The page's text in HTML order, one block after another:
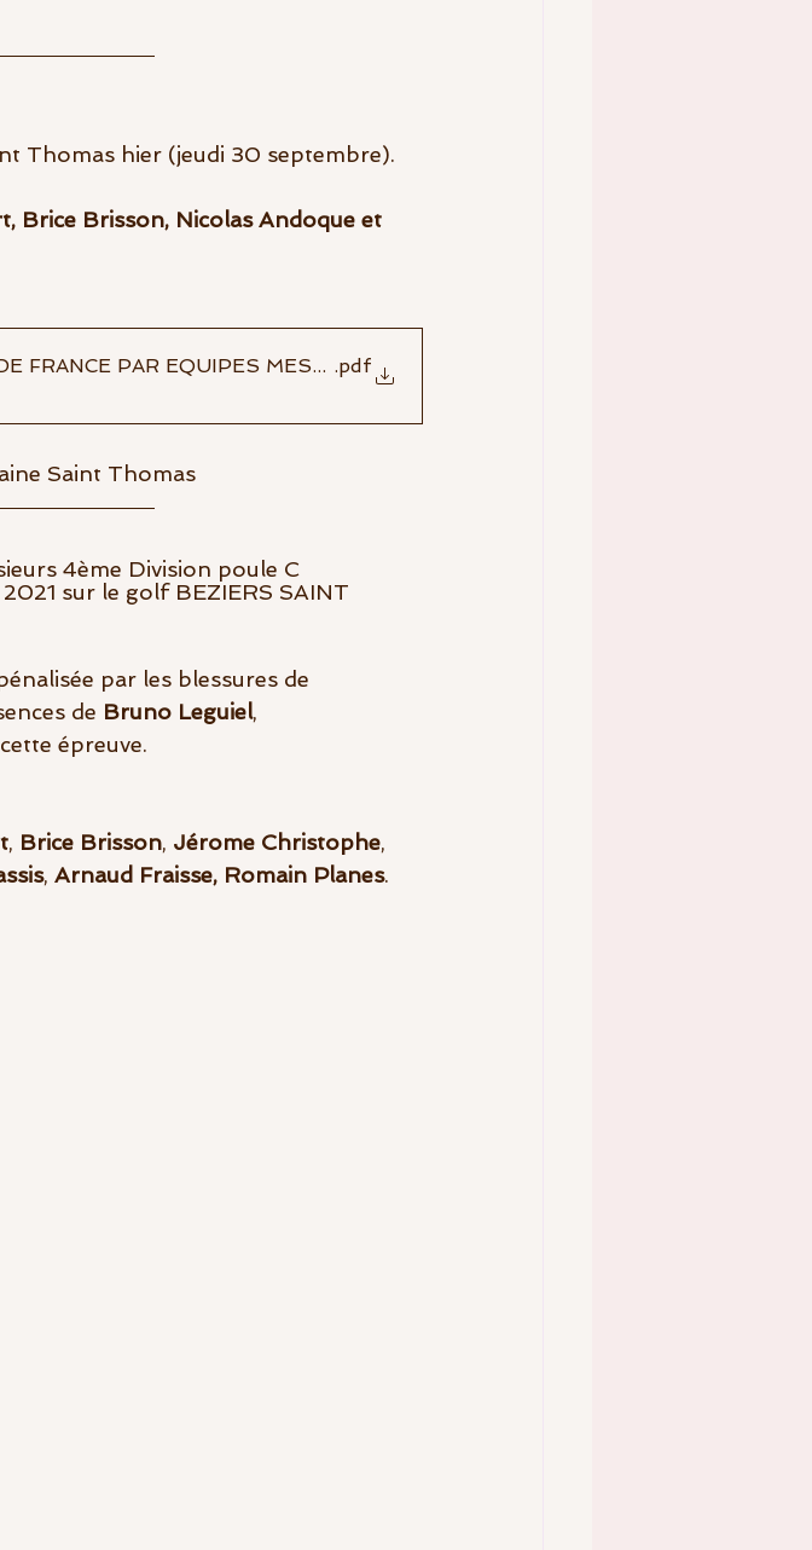
Thomas hier (jeudi 30 septembre).
Brice Brisson, Nicolas Andoque et
FRANCE PAR EQUIPES MESSIEURS DIVISION 4C - 2021
.pdf
Saint Thomas
4ème Division poule C
par les blessures de
de Bruno Leguiel,
épreuve.
, Brice Brisson, Jérome Christophe,
, Arnaud Fraisse, Romain Planes.